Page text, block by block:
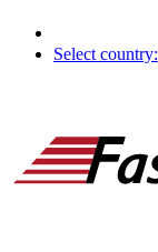
Select country: